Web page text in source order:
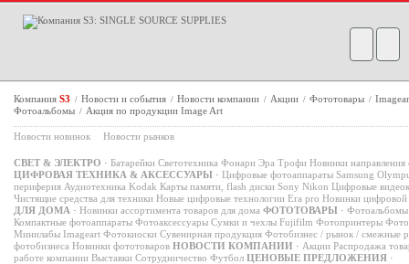
Компания S3 / Новости и события / Новости компании / Акции / Фототовары /
Фотоальбомы / Акция по продукции Image Art
Новости новинок Новости рынков
СВЕТ & ЭЛЕКТРО · Батарейки Светотехника Фонари Эра Трофи Новинки направления
ЦИФРОВАЯ ТЕХНИКА & АКСЕССУАРЫ · Цифровые фотоаппараты Samsung
периферия Аудиотехника Kodak Карты памяти, flash диски Sony Nikon Цифровые
Чистящие средства для техники Новые цифровые технологии Era pro Новинки цифровой
ДЛЯ ДОМА · Новинки ассортимента товаров для дома ФОТОТОВАРЫ · Фотоальбомы
Компактные фотоаппараты Фотоаксессуары Сумки и чехлы Fujifilm Фотопринтеры
Минилабы Imageart Фотокиоски Сувенирная продукция Фотобизнес / рынок / смежные
фотобизнеса Новинки фототоваров НОВОСТИ КОМПАНИИ · Акции Распродажа
работе компании Выставки Сотрудничество Футбол ЦЕНОВЫЕ ПРЕДЛОЖЕНИЯ ·